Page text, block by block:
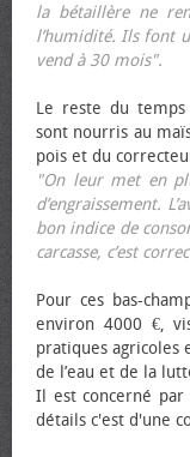
la bétaillère ne
l’humidité. Ils font
vend à 30 mois".
Le reste du
sont nourris au
pois et du
"On leur met en
d’engraissement.
bon indice de
carcasse, c’est
Pour ces bas-
environ 4000 €,
pratiques agricoles
de l’eau et de la
Il est concerné par
détails c'est d'une